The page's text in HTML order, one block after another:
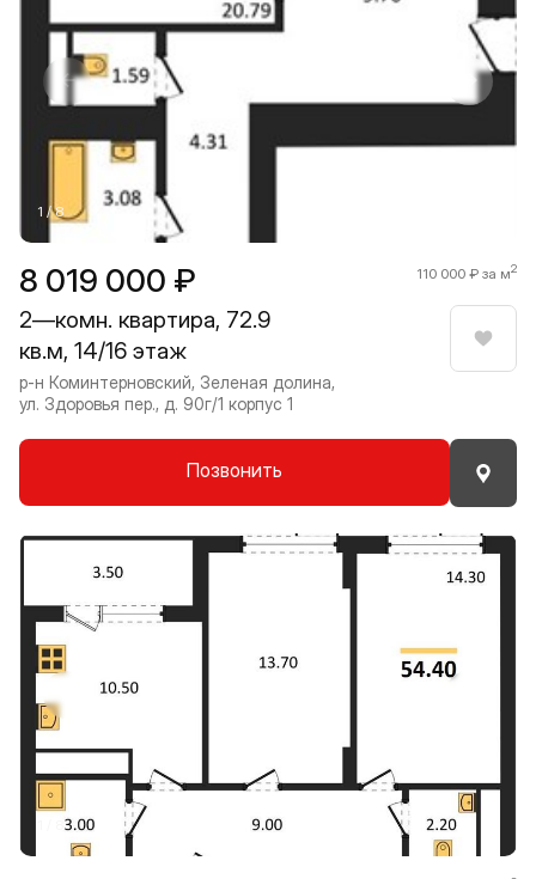
8 019 000 ₽ 110 000 ₽ за м2
2—комн. квартира, 72.9
кв.м, 14/16 этаж
р-н Коминтерновский, Зеленая долина,
ул. Здоровья пер., д. 90г/1 корпус 1
Позвонить
1 / 8
Прокрутить влево
Прокрутить влево